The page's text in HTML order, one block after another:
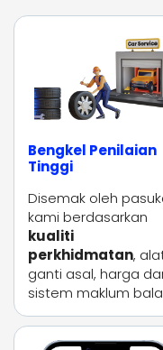
Bengkel Penilaian
Tinggi
Disemak oleh
kami berdasarkan
kualiti
perkhidmatan,
ganti asal, harga
sistem maklum